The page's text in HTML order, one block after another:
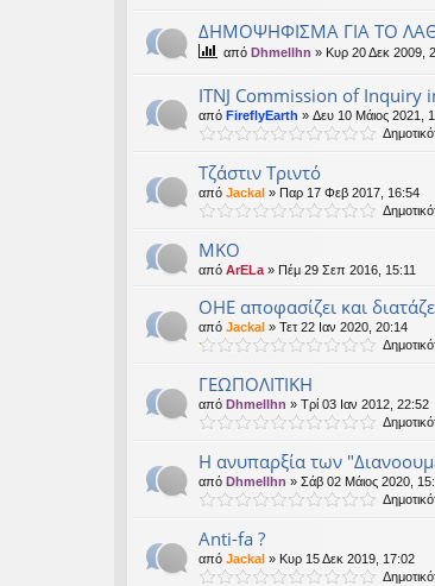
ΔΗΜΟΨΗΦΙΣΜΑ ΓΙΑ ΤΟ
από Dhmellhn » Κυρ 20 Δεκ 2009,
ITNJ Commission of Inquiry
από FireflyEarth » Δευ 10 Μάιος 2021,
Τζάστιν Τριντό
από Jackal » Παρ 17 Φεβ 2017, 16:54
ΜΚΟ
από ArELa » Πέμ 29 Σεπ 2016, 15:11
ΟΗΕ αποφασίζει και
από Jackal » Τετ 22 Ιαν 2020, 20:14
ΓΕΩΠΟΛΙΤΙΚΗ
από Dhmellhn » Τρί 03 Ιαν 2012, 22:52
Η ανυπαρξία των
από Dhmellhn » Σάβ 02 Μάιος 2020,
Anti-fa ?
από Jackal » Κυρ 15 Δεκ 2019, 17:02